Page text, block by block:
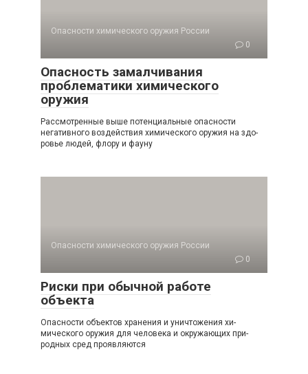
Опасности химического оружия России
0
Опасность замалчивания
проблематики химического
оружия
Рассмотренные выше потенциальные опасности
негативного воздействия химического оружия на здо­
ровье людей, флору и фауну
Опасности химического оружия России
0
Риски при обычной работе
объекта
Опасности объектов хранения и уничтожения хи­
мического оружия для человека и окружающих при­
родных сред проявляются